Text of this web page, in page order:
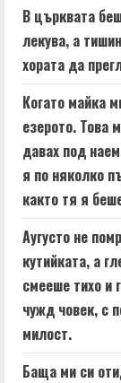
В църквата
лекува, а
хората да
Когато майка
езерото. Това
давах под
я по няколко
както тя я
Аугусто не
кутийката, а
смееше тихо и
чужд човек, с
милост.
Баща ми си